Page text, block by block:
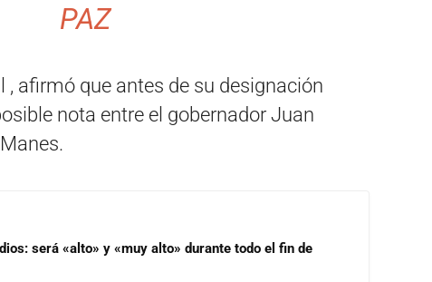
PAZ
afirmó que antes de su designación
nota entre el gobernador Juan
será «alto» y «muy alto» durante todo el fin de